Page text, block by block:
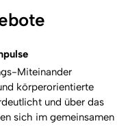
Miteinander
körperorientierte
und über das
sich im gemeinsamen